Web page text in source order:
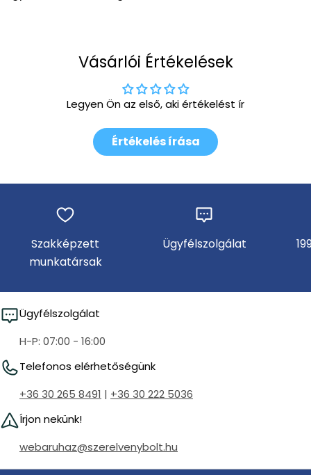
Vásárlói Értékelések
Legyen Ön az első, aki értékelést ír
Értékelés írása
Szakképzett
munkatársak
Ügyfélszolgálat
Ügyfélszolgálat
H-P: 07:00 - 16:00
Telefonos elérhetőségünk
+36 30 265 8491 | +36 30 222 5036
Írjon nekünk!
webaruhaz@szerelvenybolt.hu